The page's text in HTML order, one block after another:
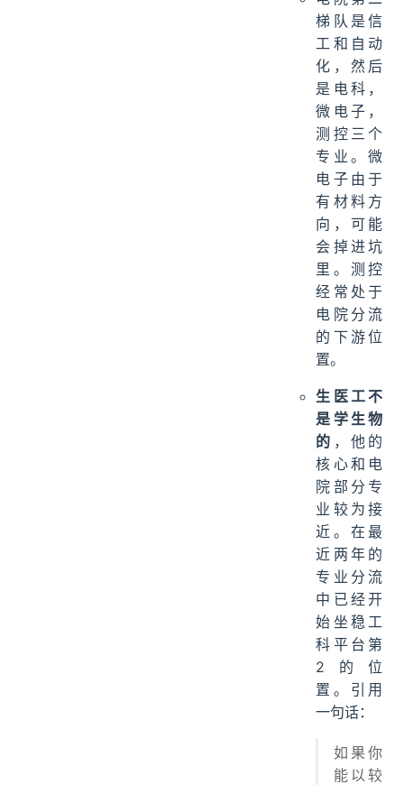
梯队是信
工和自动
化，然后
是电科，
微电子，
测控三个
专业。微
电子由于
有材料方
向，可能
会掉进坑
里。测控
经常处于
电院分流
的下游位
置。
生医工不
是学生物
的 ，他的
核心和电
院部分专
业较为接
近。在最
近两年的
专业分流
中已经开
始坐稳工
科平台第
2的位
置。引用
一句话：
如果你
能以较